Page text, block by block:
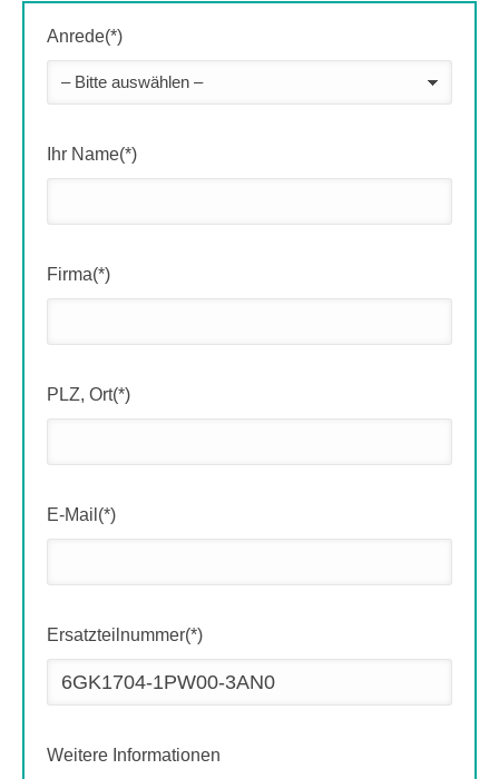
Anrede(*)
Ihr Name(*)
Firma(*)
PLZ, Ort(*)
E-Mail(*)
Ersatzteilnummer(*)
Weitere Informationen